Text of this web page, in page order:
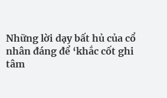
Những lời dạy bất hủ của cổ
nhân đáng để ‘khắc cốt ghi
tâm